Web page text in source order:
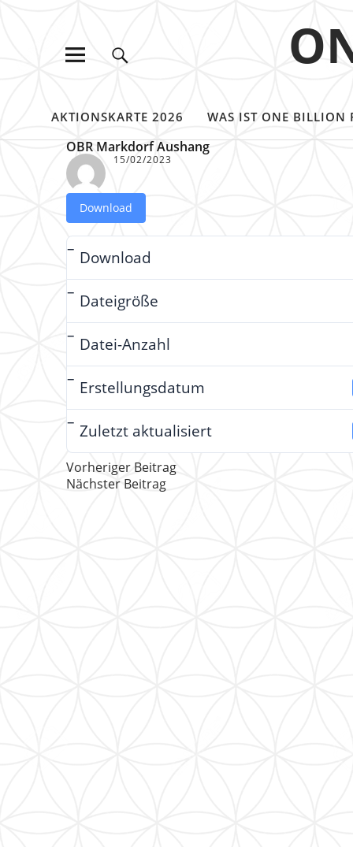
AKTIONSKARTE 2026 WAS IST ONE BILLION
OBR Markdorf Aushang
15/02/2023
Download
Download
Dateigröße
Datei-Anzahl
Erstellungsdatum
Zuletzt aktualisiert
Vorheriger Beitrag
Nächster Beitrag